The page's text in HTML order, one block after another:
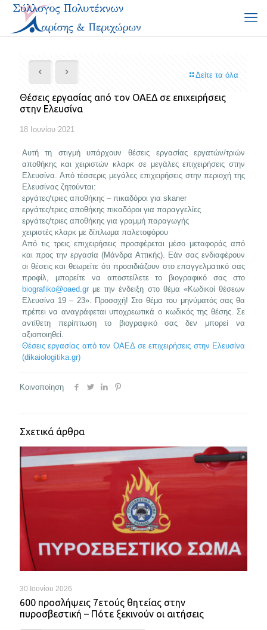
Δείτε τα όλα
Θέσεις εργασίας από τον ΟΑΕΔ σε επιχειρήσεις
στην Ελευσίνα
18 Ιουνίου 2021
Αυτή τη στιγμή υπάρχουν θέσεις εργασίας εργατών/τριών
αποθήκης και χειριστών κλαρκ σε μεγάλες επιχειρήσεις στην
Ελευσίνα. Από τέσσερις μεγάλες επιχειρήσεις στην περιοχή της
Ελευσίνας ζητούνται:
εργάτες/τριες αποθήκης – πικαδόροι για skaner
εργάτες/τριες αποθήκης πικαδόροι για παραγγελίες
εργάτες/τριες αποθήκης για γραμμή παραγωγής
χειριστές κλαρκ με δίπλωμα παλετοφόρου
Από τις τρεις επιχειρήσεις προσφέρεται μέσο μεταφοράς από
και προς την εργασία (Μάνδρα Αττικής). Εάν σας ενδιαφέρουν
οι θέσεις και θεωρείτε ότι προσιδιάζουν στο επαγγελματικό σας
προφίλ, μπορείτε να αποστείλετε το βιογραφικό σας στο
biografiko@oaed.grμε την ένδειξη στο θέμα «Κωδικοί θέσεων
Ελευσίνα 19 – 23». Προσοχή! Στο θέμα του μηνύματός σας θα
πρέπει να αναγράφεται υποχρεωτικά ο κωδικός της θέσης. Σε
αντίθετη περίπτωση το βιογραφικό σας δεν μπορεί να
αξιοποιηθεί.
Θέσεις εργασίας από τον ΟΑΕΔ σε επιχειρήσεις στην Ελευσίνα
(dikaiologitika.gr)
Κοινοποίηση
Σχετικά άρθρα
30 Ιουνίου 2026
600 προσλήψεις 7ετούς θητείας στην
πυροσβεστική – Πότε ξεκινούν οι αιτήσεις